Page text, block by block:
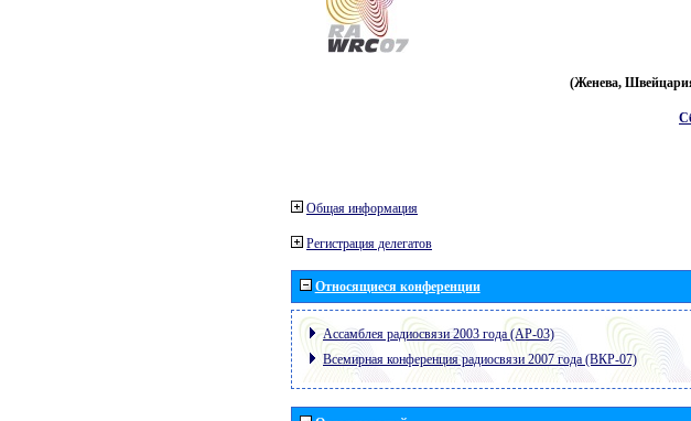
(Женева,
Общая информация
Регистрация делегатов
Относящиеся конференции
Ассамблея радиосвязи 2003 года (АР-03)
Всемирная конференция радиосвязи 2007 года (ВКР-07)